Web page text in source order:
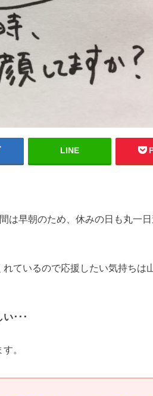
LINE
は早朝のため、休みの日も丸一日
ているので応援したい気持ちは
･･･
。